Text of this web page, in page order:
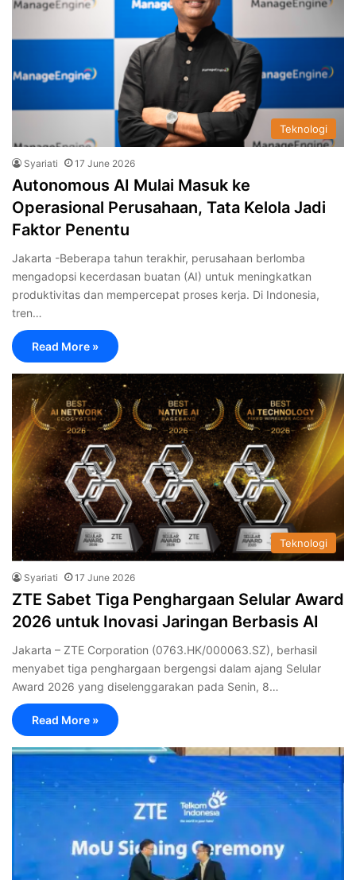
Teknologi
Syariati 17 June 2026
Autonomous AI Mulai Masuk ke
Operasional Perusahaan, Tata Kelola Jadi
Faktor Penentu
Jakarta -Beberapa tahun terakhir, perusahaan berlomba
mengadopsi kecerdasan buatan (AI) untuk meningkatkan
produktivitas dan mempercepat proses kerja. Di Indonesia,
tren…
Read More »
Teknologi
Syariati 17 June 2026
ZTE Sabet Tiga Penghargaan Selular Award
2026 untuk Inovasi Jaringan Berbasis AI
Jakarta – ZTE Corporation (0763.HK/000063.SZ), berhasil
menyabet tiga penghargaan bergengsi dalam ajang Selular
Award 2026 yang diselenggarakan pada Senin, 8…
Read More »